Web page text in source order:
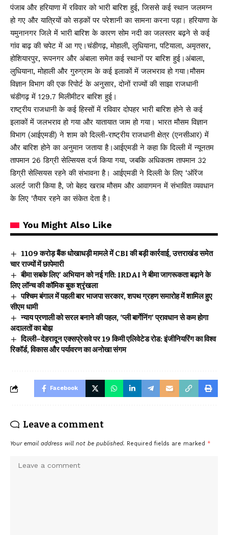
पंजाब और हरियाणा में रविवार को भारी बारिश हुई, जिससे कई स्थान जलमग्न
हो गए और यात्रियों को सड़कों पर परेशानी का सामना करना पड़ा। हरियाणा के
यमुनानगर जिले में भारी बारिश के कारण सोम नदी का जलस्तर बढ़ने से कई
गांव बाढ़ की चपेट में आ गए।चंडीगढ़, मोहाली, लुधियाना, पटियाला, अमृतसर,
होशियारपुर, रूपनगर और अंबाला समेत कई स्थानों पर बारिश हुई।अंबाला,
लुधियाना, मोहाली और गुरुग्राम के कई इलाकों में जलभराव हो गया।मौसम
विज्ञान विभाग की एक रिपोर्ट के अनुसार, दोनों राज्यों की साझा राजधानी
चंडीगढ़ में 129.7 मिलीमीटर बारिश हुई।
राष्ट्रीय राजधानी के कई हिस्सों में रविवार दोपहर भारी बारिश होने से कई
इलाकों में जलभराव हो गया और यातायात जाम हो गया। भारत मौसम विज्ञान
विभाग (आईएमडी) ने शाम को दिल्ली-राष्ट्रीय राजधानी क्षेत्र (एनसीआर) में
और बारिश होने का अनुमान जताया है।आईएमडी ने कहा कि दिल्ली में न्यूनतम
तापमान 26 डिग्री सेल्सियस दर्ज किया गया, जबकि अधिकतम तापमान 32
डिग्री सेल्सियस रहने की संभावना है। आईएमडी ने दिल्ली के लिए ‘ऑरेंज
अलर्ट जारी किया है, जो बेहद खराब मौसम और आवागमन में संभावित व्यवधान
के लिए ‘तैयार रहने का संकेत देता है।
You Might Also Like
₹1109 करोड़ बैंक धोखाधड़ी मामले में CBI की बड़ी कार्रवाई, उत्तराखंड समेत
चार राज्यों में छापेमारी
बीमा सबके लिए’ अभियान को नई गति: IRDAI ने बीमा जागरूकता बढ़ाने के
लिए लॉन्च की कॉमिक बुक श्रृंखला
पश्चिम बंगाल में पहली बार भाजपा सरकार, शपथ ग्रहण समारोह में शामिल हुए
सीएम धामी
न्याय प्रणाली को सरल बनाने की पहल, ‘प्ली बार्गेनिंग’ प्रावधान से कम होगा
अदालतों का बोझ
दिल्ली–देहरादून एक्सप्रेसवे पर 19 किमी एलिवेटेड रोड: इंजीनियरिंग का विश्व
रिकॉर्ड, विकास और पर्यावरण का अनोखा संगम
Facebook
Leave a comment
Your email address will not be published. Required fields are marked *